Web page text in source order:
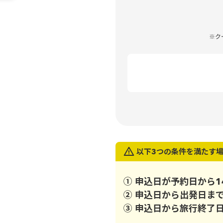
※ク
以下3つの条件を満たす
① 申込日が予約日から
② 申込日から出発日ま
③ 申込日から旅行終了